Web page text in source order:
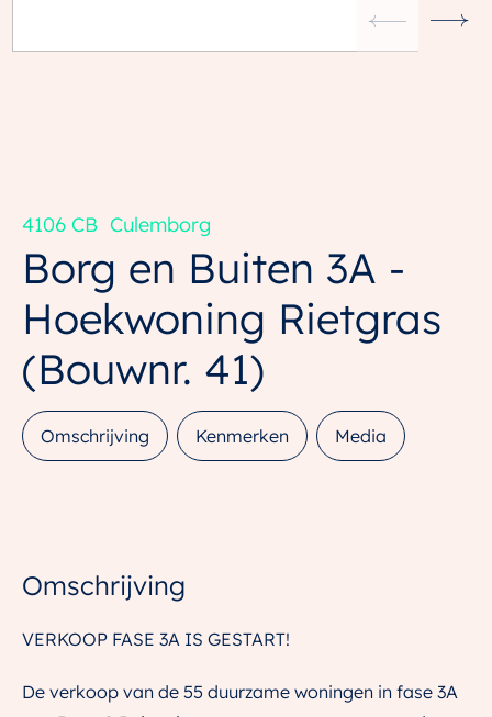
Borg en Buiten 3A -
Hoekwoning Rietgras
(Bouwnr. 41)
4106 CB Culemborg
Omschrijving Kenmerken Media
Omschrijving
VERKOOP FASE 3A IS GESTART!
De verkoop van de 55 duurzame woningen in fase 3A